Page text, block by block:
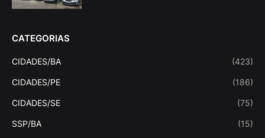
CATEGORIAS
CIDADES/BA (423)
CIDADES/PE (186)
CIDADES/SE (75)
SSP/BA (15)